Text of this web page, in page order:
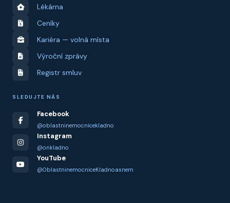
Lékárna
Ceníky
Kariéra — volná místa
Výroční zprávy
Registr smluv
SLEDUJTE NÁS
Facebook
@oblastninemocnicekladno
Instagram
@onkladno
YouTube
@OblastninemocniceKladnoasnem